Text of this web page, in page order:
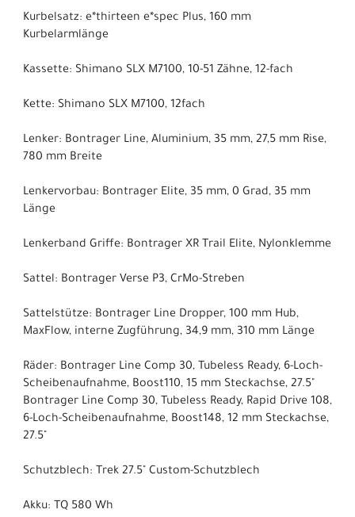
Kurbelsatz: e*thirteen e*spec Plus, 160 mm
Kurbelarmlänge
Kassette: Shimano SLX M7100, 10-51 Zähne, 12-fach
Kette: Shimano SLX M7100, 12fach
Lenker: Bontrager Line, Aluminium, 35 mm, 27,5 mm Rise,
780 mm Breite
Lenkervorbau: Bontrager Elite, 35 mm, 0 Grad, 35 mm
Länge
Lenkerband Griffe: Bontrager XR Trail Elite, Nylonklemme
Sattel: Bontrager Verse P3, CrMo-Streben
Sattelstütze: Bontrager Line Dropper, 100 mm Hub,
MaxFlow, interne Zugführung, 34,9 mm, 310 mm Länge
Räder: Bontrager Line Comp 30, Tubeless Ready, 6-Loch-
Scheibenaufnahme, Boost110, 15 mm Steckachse, 27.5"
Bontrager Line Comp 30, Tubeless Ready, Rapid Drive 108,
6-Loch-Scheibenaufnahme, Boost148, 12 mm Steckachse,
27.5"
Schutzblech: Trek 27.5" Custom-Schutzblech
Akku: TQ 580 Wh